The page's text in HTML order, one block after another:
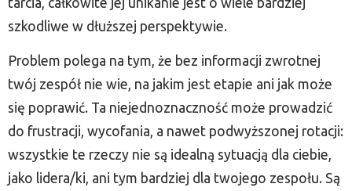
szkodliwe w dłuższej perspektywie.
Problem polega na tym, że bez informacji zwrotnej
twój zespół nie wie, na jakim jest etapie ani jak może
się poprawić. Ta niejednoznaczność może prowadzić
do frustracji, wycofania, a nawet podwyższonej rotacji:
wszystkie te rzeczy nie są idealną sytuacją dla ciebie,
jako lidera/ki, ani tym bardziej dla twojego zespołu. Są